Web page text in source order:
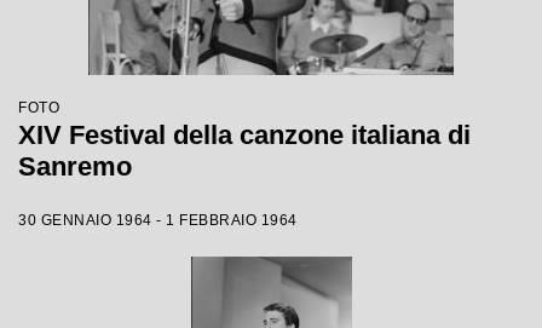
FOTO
XIV Festival della canzone italiana di
Sanremo
30 GENNAIO 1964 - 1 FEBBRAIO 1964